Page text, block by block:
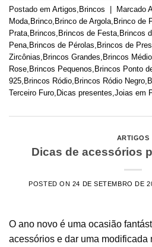
Postado em Artigos, Brincos Marcado
Moda, Brinco, Brinco de Argola, Brinco de
Prata, Brincos, Brincos de Festa, Brincos
Pena, Brincos de Pérolas, Brincos de
Zircônias, Brincos Grandes, Brincos
Rose, Brincos Pequenos, Brincos Ponto
925, Brincos Ródio, Brincos Ródio Negro,
Terceiro Furo, Dicas presentes,Joias em
ARTIGOS
Dicas de acessórios
POSTED ON 24 DE SETEMBRO DE
O ano novo é uma ocasião
acessórios e dar uma modificada